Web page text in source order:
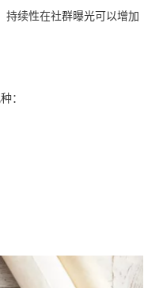
续性在社群曝光可以增加
：